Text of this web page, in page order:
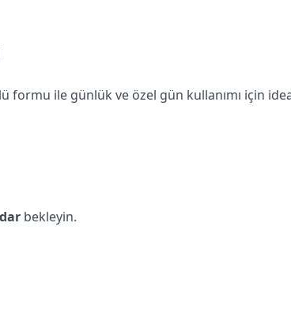
formu ile günlük ve özel gün kullanımı için
bekleyin.